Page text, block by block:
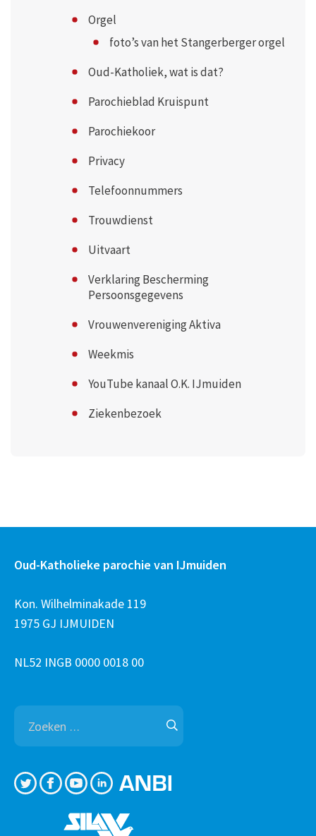
Orgel
foto’s van het Stangerberger orgel
Oud-Katholiek, wat is dat?
Parochieblad Kruispunt
Parochiekoor
Privacy
Telefoonnummers
Trouwdienst
Uitvaart
Verklaring Bescherming
Persoonsgegevens
Vrouwenvereniging Aktiva
Weekmis
YouTube kanaal O.K. IJmuiden
Ziekenbezoek
Oud-Katholieke parochie van IJmuiden
Kon. Wilhelminakade 119
1975 GJ IJMUIDEN
NL52 INGB 0000 0018 00
Zoeken
naar: